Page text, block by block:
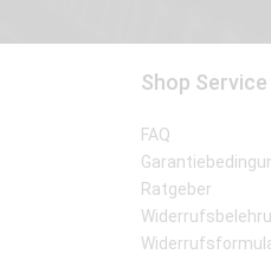
Shop Service
FAQ
Ratgeber